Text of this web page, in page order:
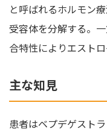
と呼ばれるホルモン
受容体を分解する。
合特性によりエスト
主な知見
患者はベプデゲスト